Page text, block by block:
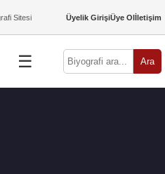
Sitesi Üyelik GirişiÜye Olİletişim
☰ Ara